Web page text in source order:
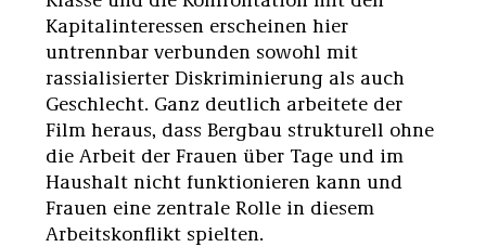
Kapitalinteressen erscheinen hier
untrennbar verbunden sowohl mit
rassialisierter Diskriminierung als auch
Geschlecht. Ganz deutlich arbeitete der
Film heraus, dass Bergbau strukturell ohne
die Arbeit der Frauen über Tage und im
Haushalt nicht funktionieren kann und
Frauen eine zentrale Rolle in diesem
Arbeitskonflikt spielten.